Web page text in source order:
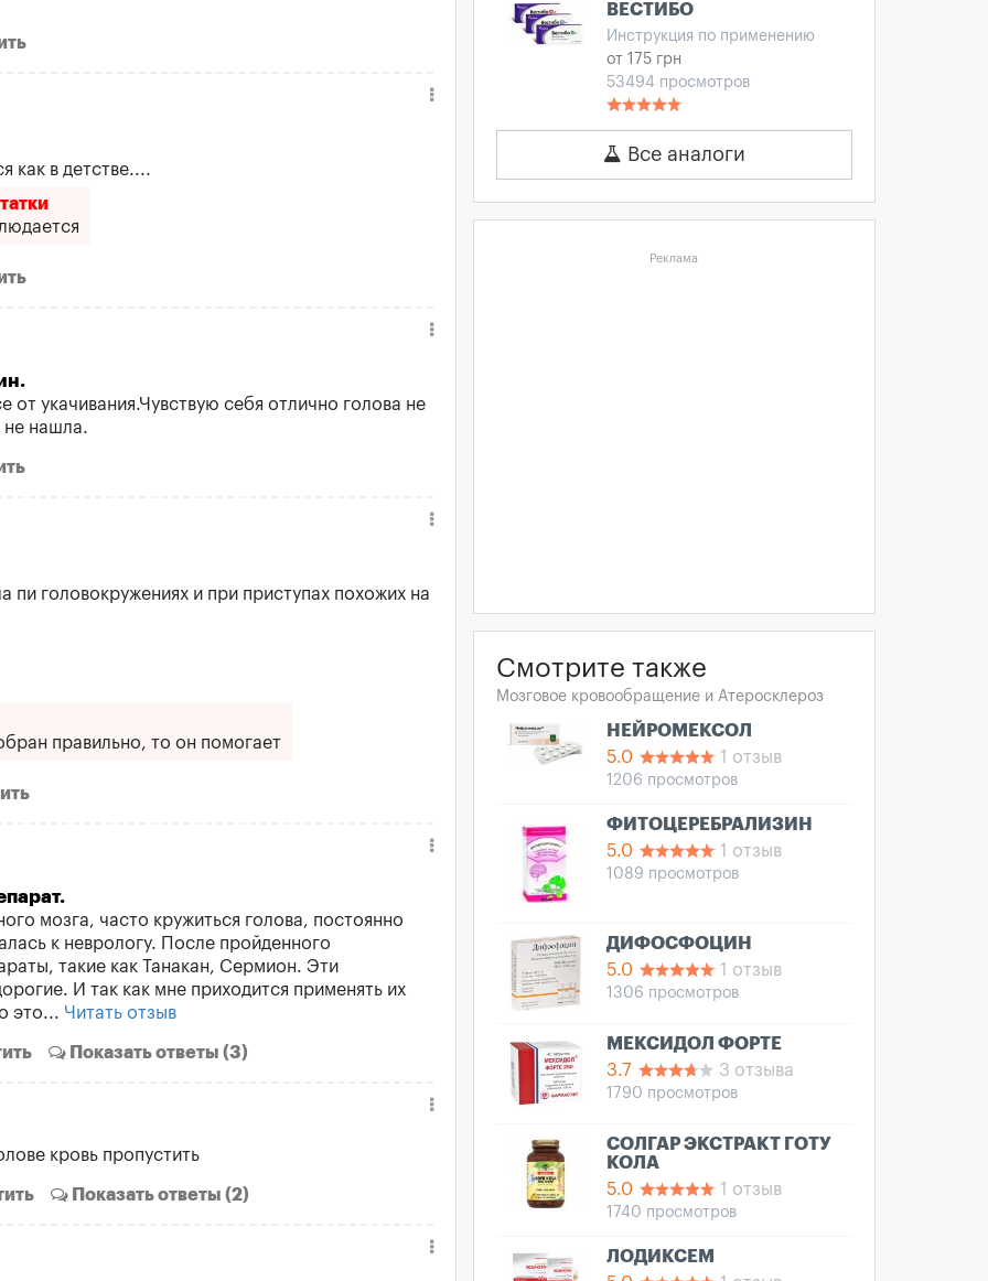
как в детстве....
от укачивания.Чувствую себя отлично голова не
не нашла.
головокружениях и при приступах похожих на
правильно, то он помогает
мозга, часто кружиться голова, постоянно
к неврологу. После пройденного
такие как Танакан, Сермион. Эти
И так как мне приходится применять их
это... Читать отзыв
Показатьответы (3)
кровь пропустить
Показатьответы (2)
ВЕСТИБО
Инструкция по применению
от 175 грн
53494 просмотров
Все аналоги
Реклама
Смотрите также
Мозговое кровообращение и Атеросклероз
НЕЙРОМЕКСОЛ
5.0
1 отзыв
1206 просмотров
ФИТОЦЕРЕБРАЛИЗИН
5.0
1 отзыв
1089 просмотров
ДИФОСФОЦИН
5.0
1 отзыв
1306 просмотров
МЕКСИДОЛ ФОРТЕ
3.7
3 отзыва
1790 просмотров
СОЛГАР ЭКСТРАКТ ГОТУ
КОЛА
5.0
1 отзыв
1740 просмотров
ЛОДИКСЕМ